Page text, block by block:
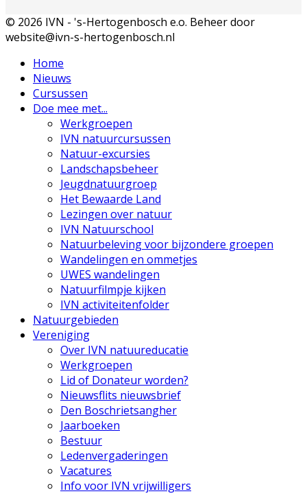
© 2026 IVN - 's-Hertogenbosch e.o. Beheer door
website@ivn-s-hertogenbosch.nl
Home
Nieuws
Cursussen
Doe mee met...
Werkgroepen
IVN natuurcursussen
Natuur-excursies
Landschapsbeheer
Jeugdnatuurgroep
Het Bewaarde Land
Lezingen over natuur
IVN Natuurschool
Natuurbeleving voor bijzondere groepen
Wandelingen en ommetjes
UWES wandelingen
Natuurfilmpje kijken
IVN activiteitenfolder
Natuurgebieden
Vereniging
Over IVN natuureducatie
Werkgroepen
Lid of Donateur worden?
Nieuwsflits nieuwsbrief
Den Boschrietsangher
Jaarboeken
Bestuur
Ledenvergaderingen
Vacatures
Info voor IVN vrijwilligers